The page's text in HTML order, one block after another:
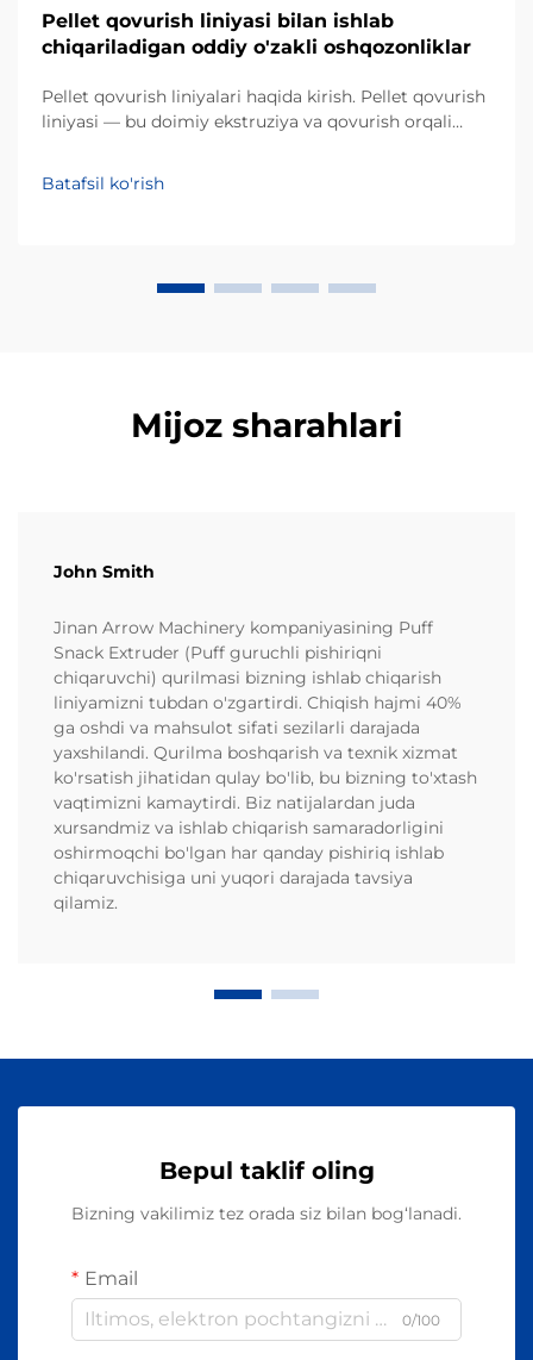
Pellet qovurish liniyasi bilan ishlab
chiqariladigan oddiy o'zakli oshqozonliklar
Pellet qovurish liniyalari haqida kirish. Pellet qovurish
liniyasi — bu doimiy ekstruziya va qovurish orqali
oshqozonliklarga aylantiruvchi sanoat tizimidir.
An'anaviy partiyaviy qovurishdan farqli o'laroq, bu
Batafsil ko'rish
Mijoz sharahlari
John Smith
Jinan Arrow Machinery kompaniyasining Puff
Snack Extruder (Puff guruchli pishiriqni
chiqaruvchi) qurilmasi bizning ishlab chiqarish
liniyamizni tubdan o'zgartirdi. Chiqish hajmi 40%
ga oshdi va mahsulot sifati sezilarli darajada
yaxshilandi. Qurilma boshqarish va texnik xizmat
ko'rsatish jihatidan qulay bo'lib, bu bizning to'xtash
vaqtimizni kamaytirdi. Biz natijalardan juda
xursandmiz va ishlab chiqarish samaradorligini
oshirmoqchi bo'lgan har qanday pishiriq ishlab
chiqaruvchisiga uni yuqori darajada tavsiya
qilamiz.
Bepul taklif oling
Bizning vakilimiz tez orada siz bilan bog‘lanadi.
Email
0/100